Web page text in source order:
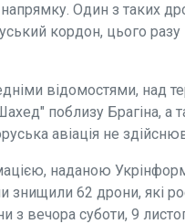
Один з таких
кордон, цього
відомостями, над
поблизу Брагіна,
авіація не
наданою
знищили 62 дрони, які
з вечора суботи, 9